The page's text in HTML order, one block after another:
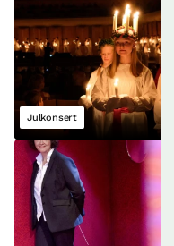
Julkonsert